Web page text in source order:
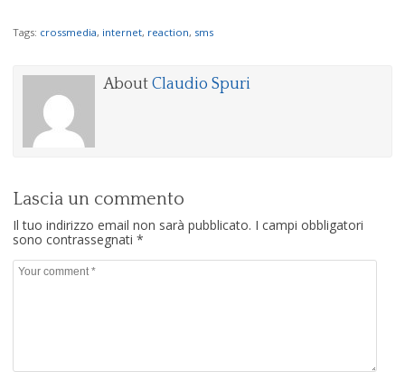
Tags: crossmedia, internet, reaction, sms
About Claudio Spuri
Lascia un commento
Il tuo indirizzo email non sarà pubblicato. I campi obbligatori
sono contrassegnati *